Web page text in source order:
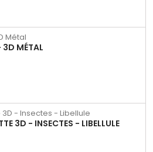
3D MÉTAL
3D - INSECTES - LIBELLULE